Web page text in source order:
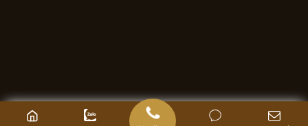
Bản quyền thuộc về kiến trúc Apollo Việt. Copyright © 2020